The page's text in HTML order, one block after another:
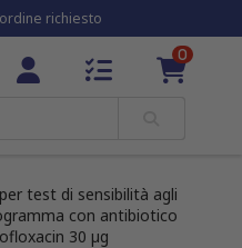
richiesto
0
test di sensibilità agli
con antibiotico
30 µg